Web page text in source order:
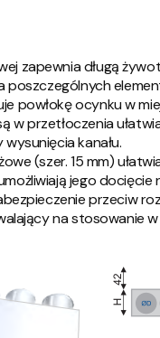
zapewnia długą
poszczególnych
powłokę ocynku w
przetłoczenia
kanału.
(szer. 15 mm)
jego docięcie
przeciw
na stosowanie